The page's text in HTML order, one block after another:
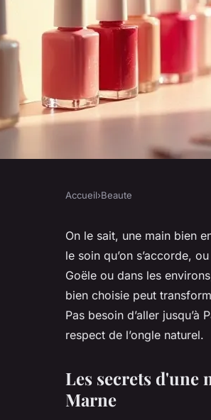
à
10 min de lecture
Accueil›Beaute
On le sait, une main bien
le soin qu’on s’accorde,
Goële ou dans les
bien choisie peut
Pas besoin d’aller
respect de l’ongle naturel.
Les secrets d'une
Marne